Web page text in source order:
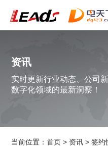
资讯
实时更新行业动态、公司
数字化领域的最新洞察！
当前位置：首页 > 资讯 >签约